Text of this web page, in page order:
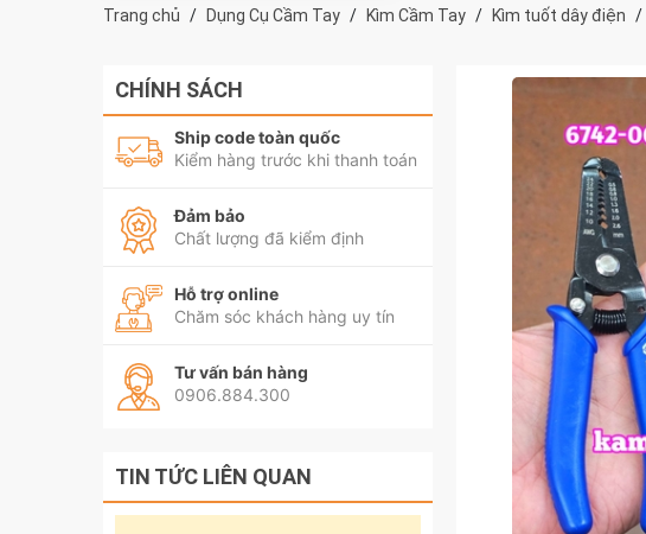
Trang chủ Dụng Cụ Cầm Tay Kìm Cầm Tay Kìm tuốt dây điện
CHÍNH SÁCH
Ship code toàn quốc
Kiểm hàng trước khi thanh toán
Đảm bảo
Chất lượng đã kiểm định
Hỗ trợ online
Chăm sóc khách hàng uy tín
Tư vấn bán hàng
0906.884.300
TIN TỨC LIÊN QUAN